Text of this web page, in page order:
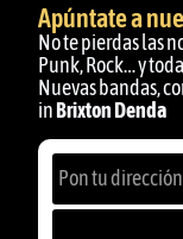
Apúntate a
No te pierdas las
Punk, Rock… y
Nuevas bandas,
inBrixton Denda